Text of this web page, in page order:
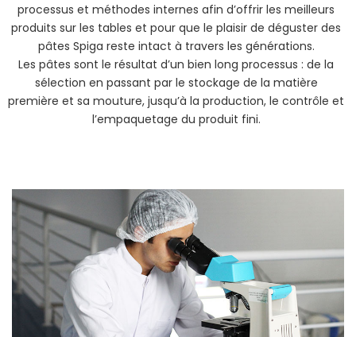
processus et méthodes internes afin d’offrir les meilleurs
produits sur les tables et pour que le plaisir de déguster des
pâtes Spiga reste intact à travers les générations.
Les pâtes sont le résultat d’un bien long processus : de la
sélection en passant par le stockage de la matière
première et sa mouture, jusqu’à la production, le contrôle et
l’empaquetage du produit fini.